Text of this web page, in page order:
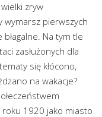
zryw
wymarsz pierwszych
Na tym tle
zasłużonych dla
się kłócono,
na wakacje?
roku 1920 jako miasto